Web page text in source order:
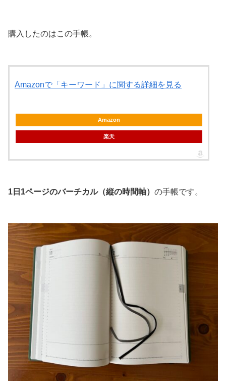
購入したのはこの手帳。
Amazonで「キーワード」に関する詳細を見る
Amazon
楽天
1日1ページのバーチカル（縦の時間軸） の手帳です。